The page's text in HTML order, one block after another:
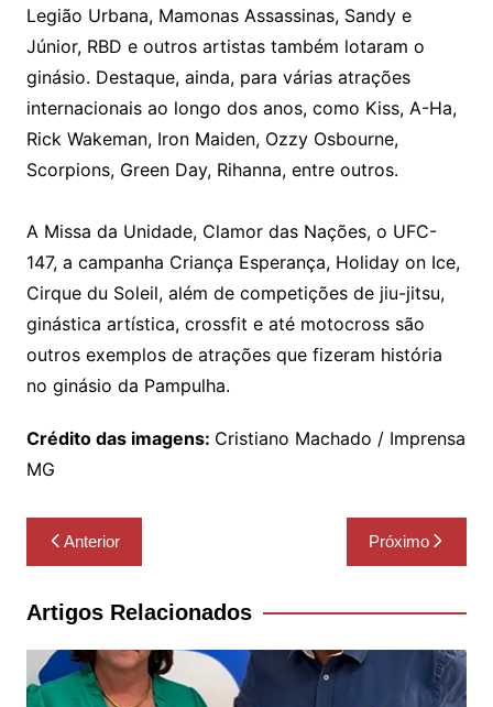
Legião Urbana, Mamonas Assassinas, Sandy e
Júnior, RBD e outros artistas também lotaram o
ginásio. Destaque, ainda, para várias atrações
internacionais ao longo dos anos, como Kiss, A-Ha,
Rick Wakeman, Iron Maiden, Ozzy Osbourne,
Scorpions, Green Day, Rihanna, entre outros.
A Missa da Unidade, Clamor das Nações, o UFC-
147, a campanha Criança Esperança, Holiday on Ice,
Cirque du Soleil, além de competições de jiu-jitsu,
ginástica artística, crossfit e até motocross são
outros exemplos de atrações que fizeram história
no ginásio da Pampulha.
Crédito das imagens: Cristiano Machado / Imprensa
MG
Navegação
de
Post
Anterior Próximo
Artigos Relacionados